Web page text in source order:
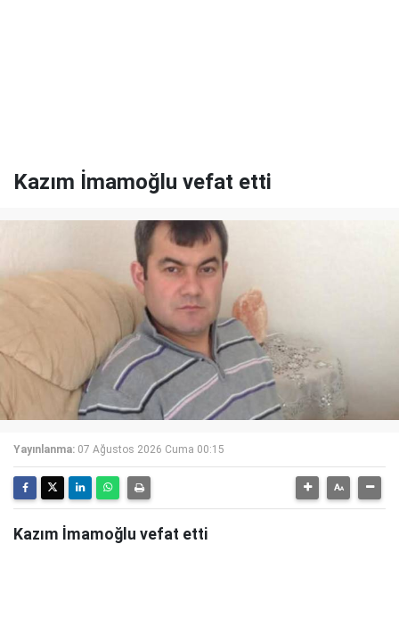
Kazım İmamoğlu vefat etti
Yayınlanma: 07 Ağustos 2026 Cuma 00:15
Kazım İmamoğlu vefat etti